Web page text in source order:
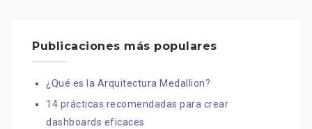
Publicaciones más populares
¿Qué es la Arquitectura Medallion?
14 prácticas recomendadas para crear
dashboards eficaces